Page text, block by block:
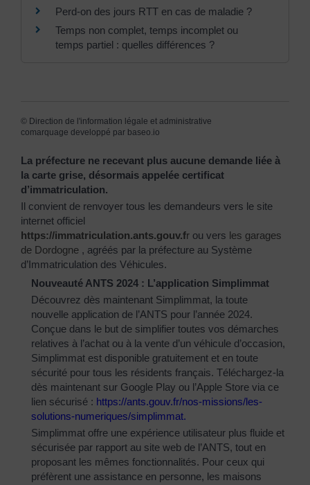
Perd-on des jours RTT en cas de maladie ?
Temps non complet, temps incomplet ou
temps partiel : quelles différences ?
© Direction de l'information légale et administrative
comarquage developpé par baseo.io
La préfecture ne recevant plus aucune demande liée à
la carte grise, désormais appelée certificat
d’immatriculation.
Il convient de renvoyer tous les demandeurs vers le site
internet officiel
https://immatriculation.ants.gouv.fr ou vers les garages
de Dordogne , agréés par la préfecture au Système
d’Immatriculation des Véhicules.
Nouveauté ANTS 2024 : L’application Simplimmat
Découvrez dès maintenant Simplimmat, la toute
nouvelle application de l’ANTS pour l’année 2024.
Conçue dans le but de simplifier toutes vos démarches
relatives à l’achat ou à la vente d’un véhicule d’occasion,
Simplimmat est disponible gratuitement et en toute
sécurité pour tous les résidents français. Téléchargez-la
dès maintenant sur Google Play ou l’Apple Store via ce
lien sécurisé : https://ants.gouv.fr/nos-missions/les-
solutions-numeriques/simplimmat.
Simplimmat offre une expérience utilisateur plus fluide et
sécurisée par rapport au site web de l’ANTS, tout en
proposant les mêmes fonctionnalités. Pour ceux qui
préfèrent une assistance en personne, les maisons